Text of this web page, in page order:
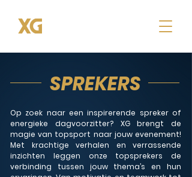
SPREKERS
Op zoek naar een inspirerende spreker of
energieke dagvoorzitter? XG brengt de
magie van topsport naar jouw evenement!
Met krachtige verhalen en verrassende
inzichten leggen onze topsprekers de
verbinding tussen jouw thema’s en hun